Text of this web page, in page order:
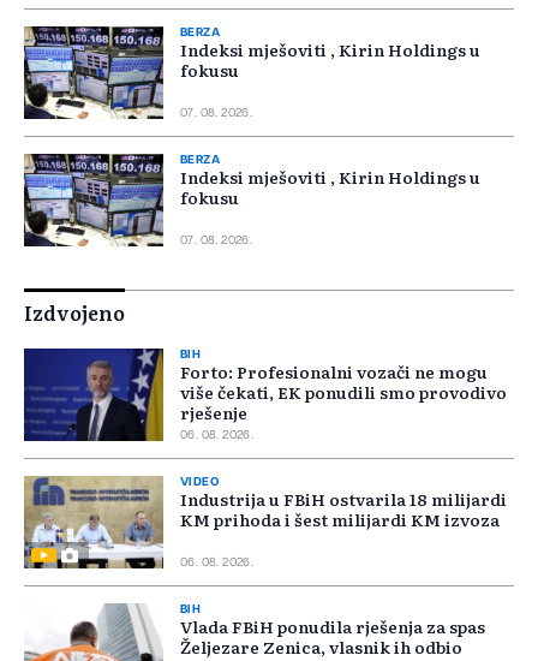
BERZA
Indeksi mješoviti , Kirin Holdings u
fokusu
07. 08. 2026.
BERZA
Indeksi mješoviti , Kirin Holdings u
fokusu
07. 08. 2026.
Izdvojeno
BIH
Forto: Profesionalni vozači ne mogu
više čekati, EK ponudili smo provodivo
rješenje
06. 08. 2026.
VIDEO
Industrija u FBiH ostvarila 18 milijardi
KM prihoda i šest milijardi KM izvoza
06. 08. 2026.
BIH
Vlada FBiH ponudila rješenja za spas
Željezare Zenica, vlasnik ih odbio